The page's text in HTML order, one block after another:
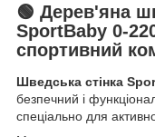
🟢 Дерев'яна
SportBaby 0-
спортивний
Шведська стінка
безпечний і
спеціально для